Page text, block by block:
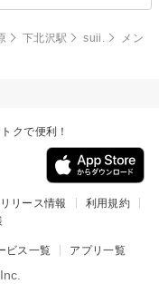
下北沢駅 suii.
メン
クで便利！
リリース情報
利用規約
ビス一覧 アプリ一覧